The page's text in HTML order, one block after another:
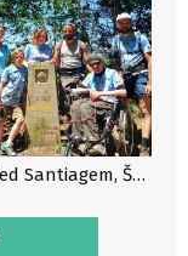
12 km před Santiagem, Španělsko, foto: archiv projektu Camino na kolečkách